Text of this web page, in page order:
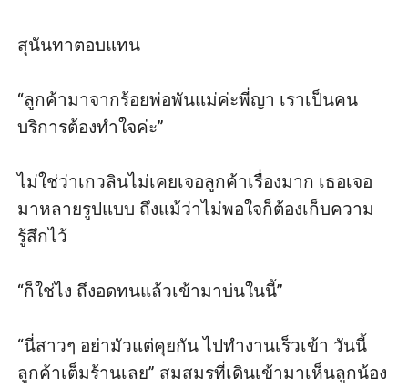
สุนันทาตอบแทน
“ลูกค้ามาจากร้อยพ่อพันแม่ค่ะพี่ญา เราเป็นคน
บริการต้องทำใจค่ะ”
ไม่ใช่ว่าเกวลินไม่เคยเจอลูกค้าเรื่องมาก เธอเจอ
มาหลายรูปแบบ ถึงแม้ว่าไม่พอใจก็ต้องเก็บความ
รู้สึกไว้
“ก็ใช่ไง ถึงอดทนแล้วเข้ามาบ่นในนี้”
“นี่สาวๆ อย่ามัวแต่คุยกัน ไปทำงานเร็วเข้า วันนี้
ลูกค้าเต็มร้านเลย” สมสมรที่เดินเข้ามาเห็นลูกน้อง